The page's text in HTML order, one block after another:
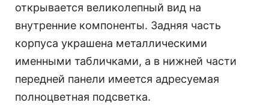
открывается великолепный вид на
внутренние компоненты. Задняя часть
корпуса украшена металлическими
именными табличками, а в нижней части
передней панели имеется адресуемая
полноцветная подсветка.